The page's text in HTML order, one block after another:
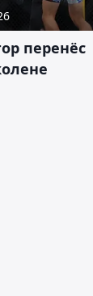
перенёс